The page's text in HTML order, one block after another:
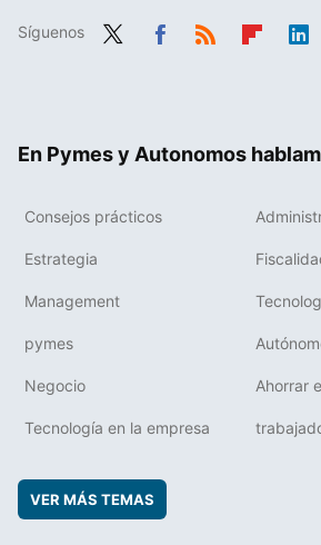
Síguenos
En Pymes y Autonomos
Consejos prácticos
Estrategia
Management
pymes
Negocio Ahorrar
Tecnología en la empresa
VER MÁS TEMAS